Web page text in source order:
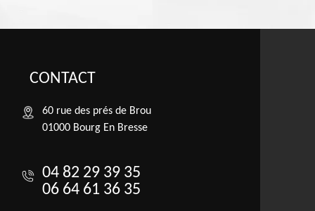
CONTACT
60 rue des prés de Brou
01000 Bourg En Bresse
04 82 29 39 35
06 64 61 36 35